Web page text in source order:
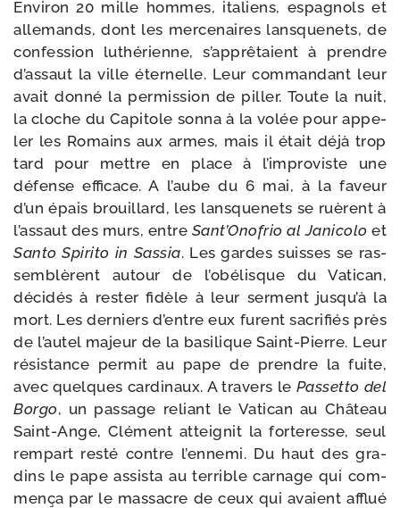
Environ 20 mille hommes, ita­liens, espa­gnols et
alle­mands, dont les mer­ce­naires lans­que­nets, de
confes­sion luthé­rienne, s’apprêtaient à prendre
d’as­saut la ville éter­nelle. Leur com­man­dant leur
avait don­né la per­mis­sion de piller. Toute la nuit,
la cloche du Capitole son­na à la volée pour appe­
ler les Romains aux armes, mais il était déjà trop
tard pour mettre en place à l’improviste une
défense effi­cace. A l’aube du 6 mai, à la faveur
d’un épais brouillard, les lans­que­nets se ruèrent à
l’as­saut des murs, entre Sant’Onofrio al Janicolo et
Santo Spirito in Sassia. Les gardes suisses se ras­
sem­blèrent autour de l’o­bé­lisque du Vatican,
déci­dés à res­ter fidèle à leur ser­ment jus­qu’à la
mort. Les der­niers d’entre eux furent sacri­fiés près
de l’au­tel majeur de la basi­lique Saint-​Pierre. Leur
résis­tance per­mit au pape de prendre la fuite,
avec quelques car­di­naux. A tra­vers le Passetto del
Borgo, un pas­sage reliant le Vatican au Château
Saint-​Ange, Clément attei­gnit la for­te­resse, seul
rem­part res­té contre l’en­ne­mi. Du haut des gra­
dins le pape assis­ta au ter­rible car­nage qui com­
men­ça par le mas­sacre de ceux qui avaient afflué